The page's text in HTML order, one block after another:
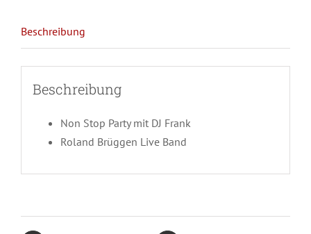
Beschreibung
Beschreibung
Non Stop Party mit DJ Frank
Roland Brüggen Live Band